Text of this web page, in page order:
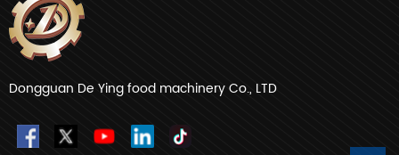
Dongguan De Ying food machinery Co., LTD